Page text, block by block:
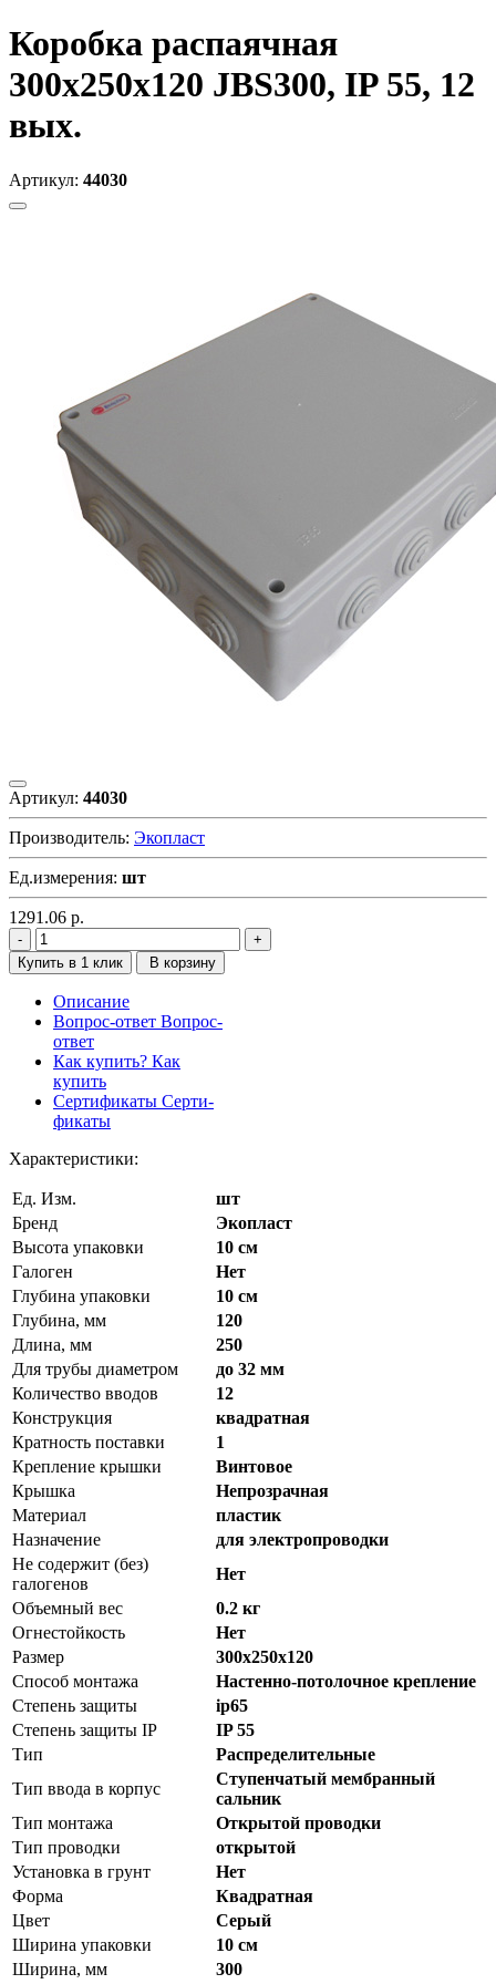
Коробка распаячная
300х250х120 JBS300, IP 55, 12
вых.
Артикул: 44030
Артикул: 44030
Производитель: Экопласт
Ед.измерения: шт
1291.06 р.
Купить в 1 клик В корзину
Описание
Вопрос-ответ Вопрос-
ответ
Как купить? Как
купить
Сертификаты Серти-
фикаты
Характеристики:
Ед. Изм.
шт
Бренд
Экопласт
Высота упаковки
10 см
Галоген
Нет
Глубина упаковки
10 см
Глубина, мм
120
Длина, мм
250
Для трубы диаметром
до 32 мм
Количество вводов
12
Конструкция
квадратная
Кратность поставки
1
Крепление крышки
Винтовое
Крышка
Непрозрачная
Материал
пластик
Назначение
для электропроводки
Не содержит (без)
галогенов
Нет
Объемный вес
0.2 кг
Огнестойкость
Нет
Размер
300х250х120
Способ монтажа
Настенно-потолочное крепление
Степень защиты
ip65
Степень защиты IP
IP 55
Тип
Распределительные
Тип ввода в корпус
Ступенчатый мембранный
сальник
Тип монтажа
Открытой проводки
Тип проводки
открытой
Установка в грунт
Нет
Форма
Квадратная
Цвет
Серый
Ширина упаковки
10 см
Ширина, мм
300